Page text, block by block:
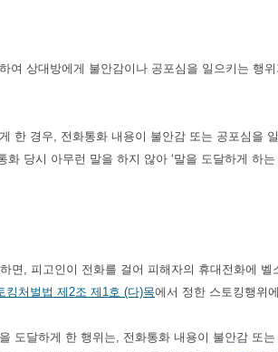
상대방에게 불안감이나 공포심을 일으키는 행
한 경우, 전화통화 내용이 불안감 또는 공포심을
화 당시 아무런 말을 하지 않아 ‘말을 도달하게 하
면, 피고인이 전화를 걸어 피해자의 휴대전화에
킹처벌법 제2조 제1호 (다)목에서 정한 스토킹행위
도달하게 한 행위는, 전화통화 내용이 불안감 또